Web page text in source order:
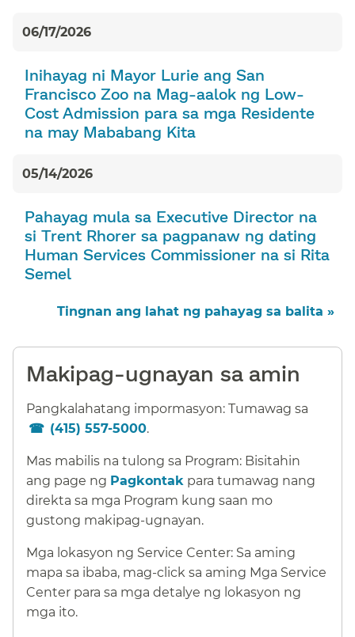
06/17/2026​​
Inihayag ni Mayor Lurie ang San
Francisco Zoo na Mag-aalok ng Low-
Cost Admission para sa mga Residente
na may Mababang Kita​​
05/14/2026​​
Pahayag mula sa Executive Director na
si Trent Rhorer sa pagpanaw ng dating
Human Services Commissioner na si Rita
Semel​​
Tingnan ang lahat ng pahayag sa balita »​​
Makipag-ugnayan sa amin​​
Pangkalahatang impormasyon: Tumawag sa
(415) 557-5000.​​
Mas mabilis na tulong sa Program: Bisitahin
ang page ng Pagkontak para tumawag nang
direkta sa mga Program kung saan mo
gustong makipag-ugnayan.​​
Mga lokasyon ng Service Center: Sa aming
mapa sa ibaba, mag-click sa aming Mga Service
Center para sa mga detalye ng lokasyon ng
mga ito.​​